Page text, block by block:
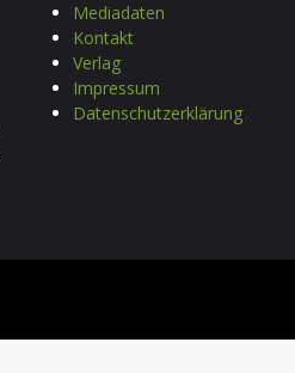
Mediadaten
Kontakt
Verlag
Impressum
Datenschutzerklärung